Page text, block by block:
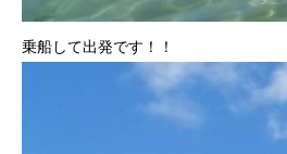
乗船して出発です！！